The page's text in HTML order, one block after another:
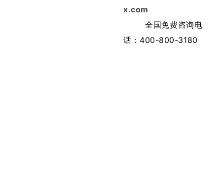
x.com
全国免费咨询电
话：400-800-3180